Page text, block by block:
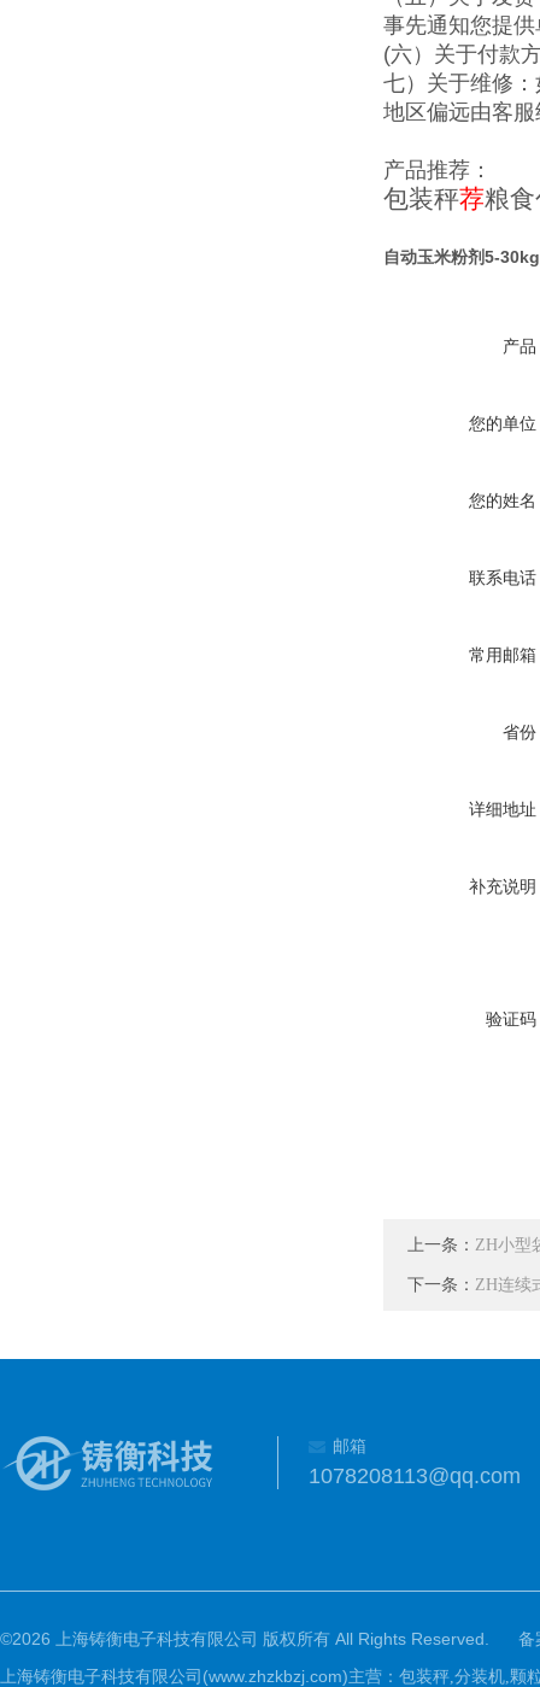
事先通知您提
(六）关于付款
七）关于维修
地区偏远由客
产品推荐：
包装秤荐粮
自动玉米粉剂5-
产品
您的单位
您的姓名
联系电话
常用邮箱
省份
详细地址
补充说明
验证码
上一条： ZH小型
下一条： ZH连续
邮箱
1078208113@qq.com
©2026 上海铸衡电子科技有限公司 版权所有 All Rights Reserved.
备
上海铸衡电子科技有限公司(www.zhzkbzj.com)主营： 包装秤,分装机,颗